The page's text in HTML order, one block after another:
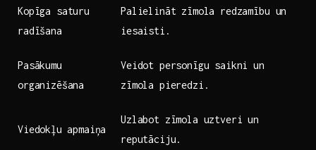
Kopīga saturu​
radīšana
Palielināt‍ zīmola redzamību‍ un ​
iesaisti.
Pasākumu
organizēšana
Veidot personīgu saikni un
zīmola​ pieredzi.
Viedokļu ⁤apmaiņa
Uzlabot zīmola uztveri un
reputāciju.